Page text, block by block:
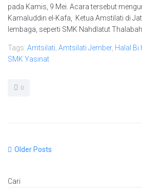
pada Kamis, 9 Mei. Acara tersebut
Kamaluddin el-Kafa, Ketua Amstilati di
lembaga, seperti SMK Nahdlatut Thalabah
Tags: Amtsilati Amtsilati Jember, Halal Bi
SMK Yasinat
0
Older Posts
Cari